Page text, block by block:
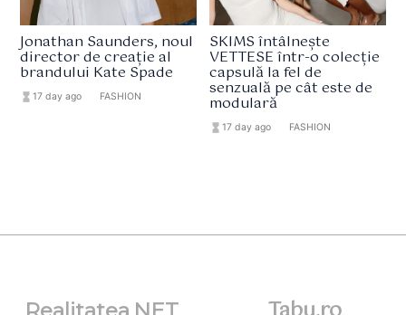
Jonathan Saunders, noul
director de creație al
brandului Kate Spade
hourglass_full17 day ago FASHION
SKIMS întâlnește
VETTESE într-o colecție
capsulă la fel de
senzuală pe cât este de
modulară
hourglass_full 17 day ago FASHION